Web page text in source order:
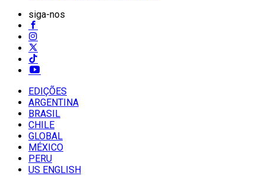
siga-nos
EDIÇÕES
ARGENTINA
BRASIL
CHILE
GLOBAL
MÉXICO
PERU
US ENGLISH